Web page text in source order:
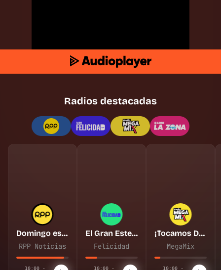
Radios destacadas
Domingo es fiesta
RPP Noticias
10:00 -
El Gran Estelar del domingo
Felicidad
10:00 -
¡Tocamos DE TODO!
MegaMix
10:00 -